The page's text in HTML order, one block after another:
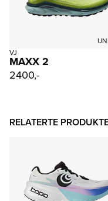
VJ
MAXX 2
2400,-
RELATERTE